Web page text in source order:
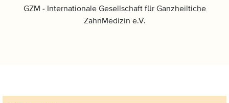
GZM - Internationale Gesellschaft für Ganzheiltiche
ZahnMedizin e.V.